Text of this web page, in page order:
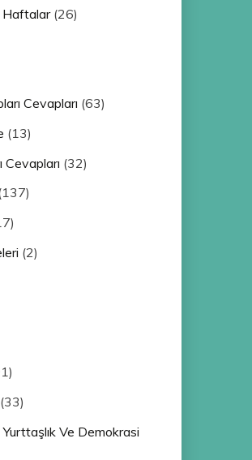
Haftalar(26)
Cevapları (63)
(13)
Cevapları (32)
(2)
(33)
Yurttaşlık Ve Demokrasi